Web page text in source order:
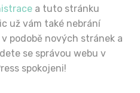
a tuto stránku
už vám také nebrání
podobě nových stránek a
se správou webu v
spokojeni!